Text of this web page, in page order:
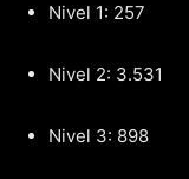
Nivel 1: 257
Nivel 2: 3.531
Nivel 3: 898